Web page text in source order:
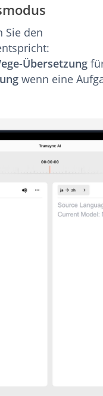
Sie den
Übersetzung
wenn eine